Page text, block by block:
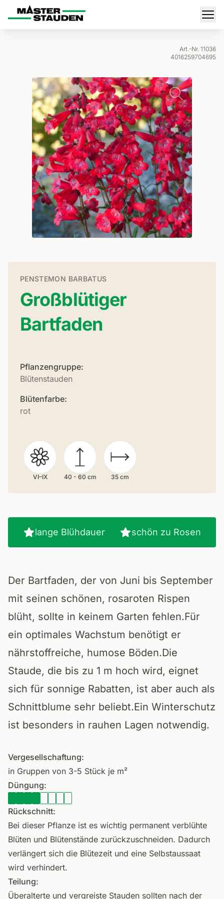
Master-Stauden
Art.-Nr. 11036
4016259704695
PENSTEMON BARBATUS
Großblütiger
Bartfaden
Pflanzengruppe:
Blütenstauden
Blütenfarbe:
rot
VI–IX 40 - 60 cm 35 cm
lange Blühdauer schön zu Rosen
Der Bartfaden, der von Juni bis September
mit seinen schönen, rosaroten Rispen
blüht, sollte in keinem Garten fehlen.Für
ein optimales Wachstum benötigt er
nährstoffreiche, humose Böden.Die
Staude, die bis zu 1 m hoch wird, eignet
sich für sonnige Rabatten, ist aber auch als
Schnittblume sehr beliebt.Ein Winterschutz
ist besonders in rauhen Lagen notwendig.
Vergesellschaftung:
in Gruppen von 3-5 Stück je m²
Düngung:
Rückschnitt:
Bei dieser Pflanze ist es wichtig permanent verblühte
Blüten und Blütenstände zurückzuschneiden. Dadurch
verlängert sich die Blütezeit und eine Selbstaussaat
wird verhindert.
Teilung:
Überalterte und vergreiste Stauden sollten nach der